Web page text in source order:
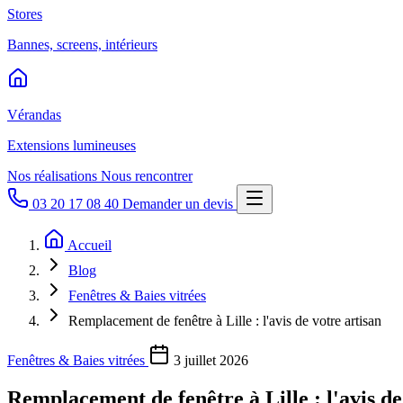
Stores
Bannes, screens, intérieurs
Vérandas
Extensions lumineuses
Nos réalisations Nous rencontrer
03 20 17 08 40 Demander un devis
Accueil
Blog
Fenêtres & Baies vitrées
Remplacement de fenêtre à Lille : l'avis de votre artisan
Fenêtres & Baies vitrées 3 juillet 2026